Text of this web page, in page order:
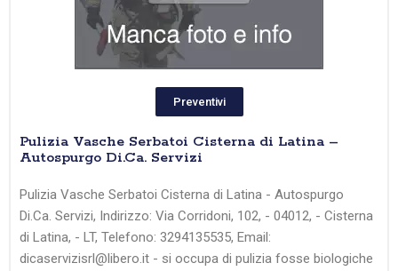
Preventivi
Pulizia Vasche Serbatoi Cisterna di Latina –
Autospurgo Di.Ca. Servizi
Pulizia Vasche Serbatoi Cisterna di Latina - Autospurgo
Di.Ca. Servizi, Indirizzo: Via Corridoni, 102, - 04012, - Cisterna
di Latina, - LT, Telefono: 3294135535, Email:
dicaservizisrl@libero.it - si occupa di pulizia fosse biologiche